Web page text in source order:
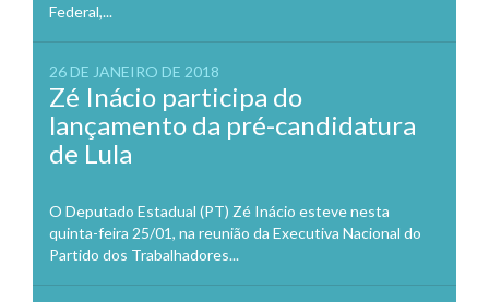
Federal,...
26 DE JANEIRO DE 2018
Zé Inácio participa do
lançamento da pré-candidatura
de Lula
O Deputado Estadual (PT) Zé Inácio esteve nesta
quinta-feira 25/01, na reunião da Executiva Nacional do
Partido dos Trabalhadores...